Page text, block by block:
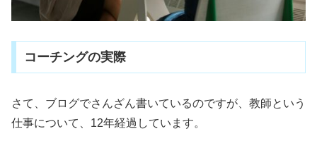
コーチングの実際
さて、ブログでさんざん書いているのですが、教師という
仕事について、12年経過しています。